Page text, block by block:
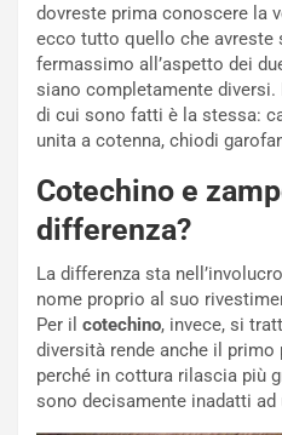
dovreste prima conoscere la
ecco tutto quello che avreste
fermassimo all’aspetto dei
siano completamente
di cui sono fatti è la stessa:
unita a cotenna, chiodi
Cotechino e
differenza?
La differenza sta
nome proprio al suo
Per il cotechino, invece, si
diversità rende anche il
perché in cottura rilascia più
sono decisamente inadatti ad